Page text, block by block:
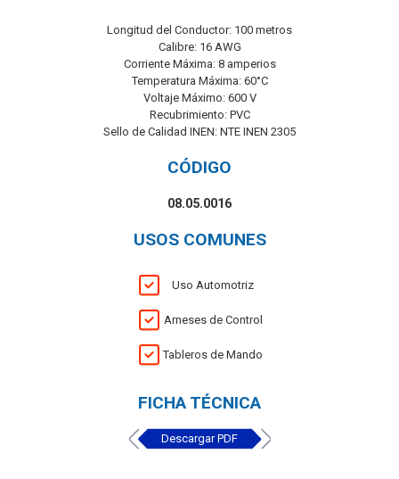
Longitud del Conductor: 100 metros
Calibre: 16 AWG
Corriente Máxima: 8 amperios
Temperatura Máxima: 60°C
Voltaje Máximo: 600 V
Recubrimiento: PVC
Sello de Calidad INEN: NTE INEN 2305
CÓDIGO
08.05.0016
USOS COMUNES
Uso Automotriz
Arneses de Control
Tableros de Mando
FICHA TÉCNICA
Descargar PDF